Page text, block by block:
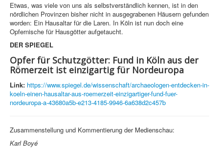
Etwas, was viele von uns als selbstverständlich kennen, ist in den
nördlichen Provinzen bisher nicht in ausgegrabenen Häusern gefunden
worden: Ein Hausaltar für die Laren. In Köln ist nun doch eine
Opfernische für Hausgötter aufgetaucht.
DER SPIEGEL
Opfer für Schutzgötter: Fund in Köln aus der
Römerzeit ist einzigartig für Nordeuropa
Link: https://www.spiegel.de/wissenschaft/archaeologen-entdecken-in-
koeln-einen-hausaltar-aus-roemerzeit-einzigartiger-fund-fuer-
nordeuropa-a-43680a5b-e213-4185-9946-6a638d2c457b
Zusammenstellung und Kommentierung der Medienschau:
Karl Boyé